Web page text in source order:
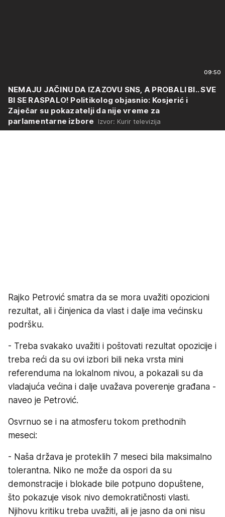
09:50
NEMAJU JAČINU DA IZAZOVU SNS, A PROBALI BI.. SVE
BI SE RASPALO! Politikolog objasnio: Kosjerić i
Zaječar su pokazatelji da nije vreme za
parlamentarne izbore
Izvor: Kurir televizija
Rajko Petrović smatra da se mora uvažiti opozicioni
rezultat, ali i činjenica da vlast i dalje ima većinsku
podršku.
- Treba svakako uvažiti i poštovati rezultat opozicije i
treba reći da su ovi izbori bili neka vrsta mini
referenduma na lokalnom nivou, a pokazali su da
vladajuća većina i dalje uvažava poverenje građana -
naveo je Petrović.
Osvrnuo se i na atmosferu tokom prethodnih
meseci:
- Naša država je proteklih 7 meseci bila maksimalno
tolerantna. Niko ne može da ospori da su
demonstracije i blokade bile potpuno dopuštene,
što pokazuje visok nivo demokratičnosti vlasti.
Njihovu kritiku treba uvažiti, ali je jasno da oni nisu